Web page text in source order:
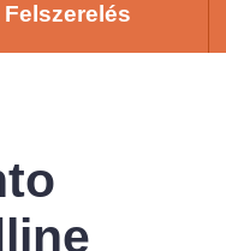
Felszerelés